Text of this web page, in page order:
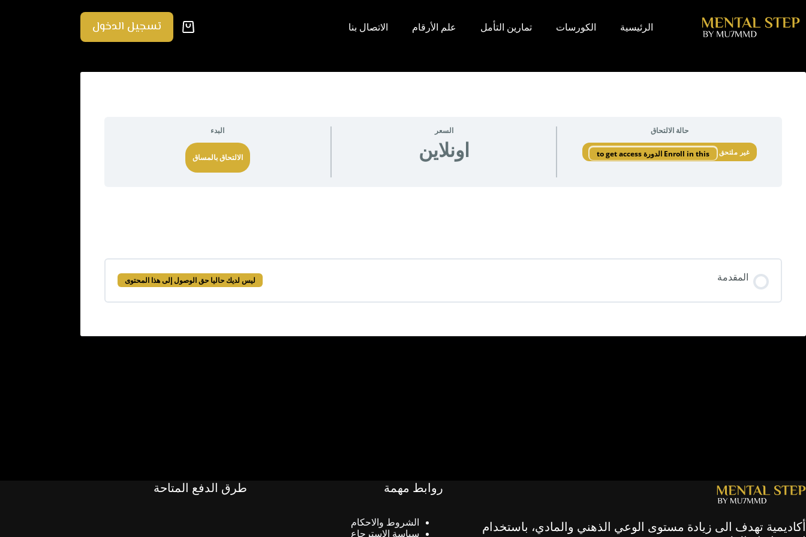
إلى
المحتوى
الرئيسية الكورسات تمارين التأمل علم الأرقام الاتصال بنا
عربة
التسوق
تسجيل الدخول
حالة الالتحاق
غير ملتحق Enroll in this الدورة to get access
السعر
اونلاين
البدء
الالتحاق بالمساق
المقدمة ليس لديك حاليا حق الوصول إلى هذا المحتوى
أكاديمية تهدف الى زيادة مستوى الوعي الذهني والمادي، باستخدام
روابط مهمة
الشروط والاحكام
سياسة الاسترجاع
طرق الدفع المتاحة